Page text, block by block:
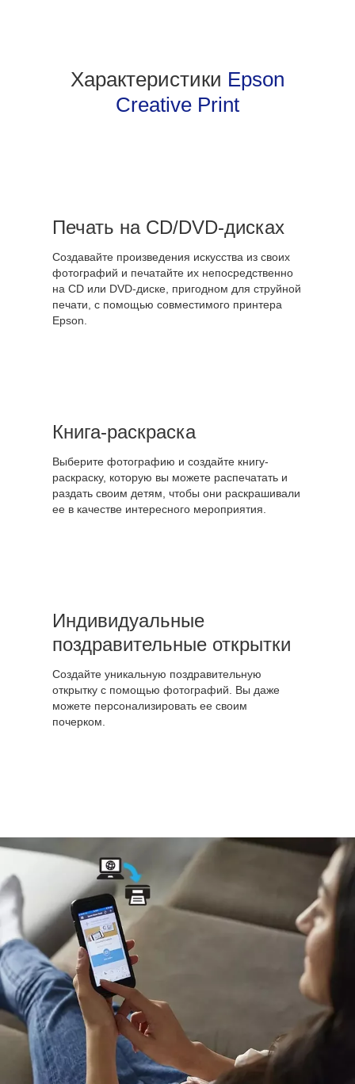
Характеристики Epson
Creative Print
Печать на CD/DVD-дисках
Создавайте произведения искусства из своих
фотографий и печатайте их непосредственно
на CD или DVD-диске, пригодном для струйной
печати, с помощью совместимого принтера
Epson.
Книга-раскраска
Выберите фотографию и создайте книгу-
раскраску, которую вы можете распечатать и
раздать своим детям, чтобы они раскрашивали
ее в качестве интересного мероприятия.
Индивидуальные
поздравительные открытки
Создайте уникальную поздравительную
открытку с помощью фотографий. Вы даже
можете персонализировать ее своим
почерком.